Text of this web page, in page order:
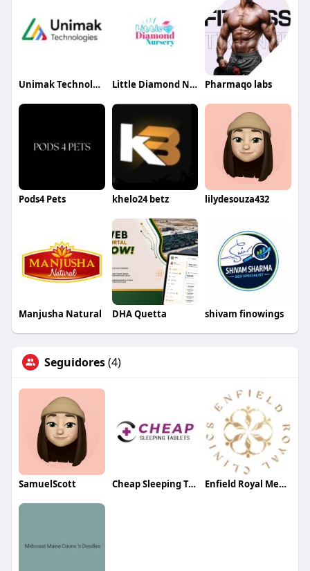
Unimak Technologies Little Diamond Nursery Pharmaqo labs
Pods4 Pets khelo24 betz lilydesouza432
Manjusha Natural DHA Quetta shivam finowings
Seguidores(4)
SamuelScott Cheap Sleeping Tablets Enfield Royal Med spa